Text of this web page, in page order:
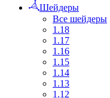
Шейдеры
Все шейдеры
1.18
1.17
1.16
1.15
1.14
1.13
1.12